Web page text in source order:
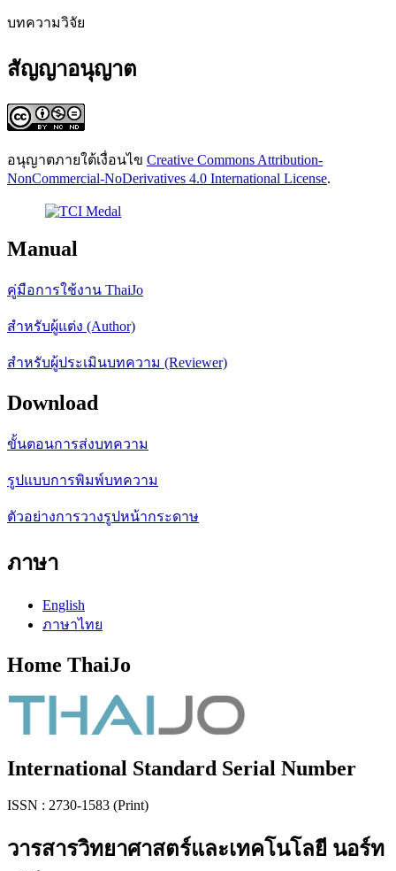
บทความวิจัย
สัญญาอนุญาต
อนุญาตภายใต้เงื่อนไข Creative Commons Attribution-
NonCommercial-NoDerivatives 4.0 International License.
Manual
คู่มือการใช้งาน ThaiJo
สำหรับผู้แต่ง (Author)
สำหรับผู้ประเมินบทความ (Reviewer)
Download
ขั้นตอนการส่งบทความ
รูปแบบการพิมพ์บทความ
ตัวอย่างการวางรูปหน้ากระดาษ
ภาษา
English
ภาษาไทย
Home ThaiJo
International Standard Serial Number
ISSN : 2730-1583 (Print)
วารสารวิทยาศาสตร์และเทคโนโลยี นอร์ท